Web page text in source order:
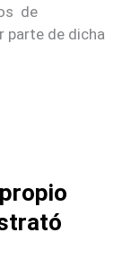
de
parte de dicha